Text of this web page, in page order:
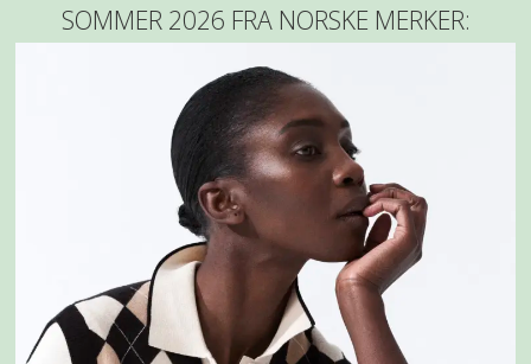
SOMMER 2026 FRA NORSKE MERKER: